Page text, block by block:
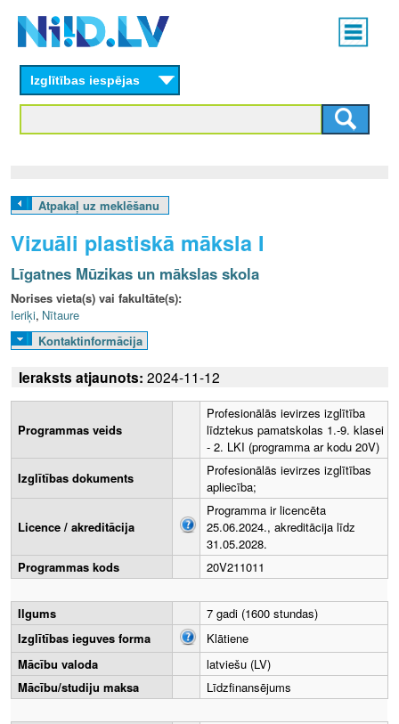
content
Main
menu
L
V
Izglītības iespējas
Atpakaļ uz meklēšanu
Vizuāli plastiskā māksla I
Līgatnes Mūzikas un mākslas skola
Norises vieta(s) vai fakultāte(s):
Ieriķi, Nītaure
Kontaktinformācija
Ieraksts atjaunots: 2024-11-12
Programmas veids
Profesionālās ievirzes izglītība
līdztekus pamatskolas 1.-9. klasei
- 2. LKI (programma ar kodu 20V)
Izglītības dokuments
Profesionālās ievirzes izglītības
apliecība;
Licence / akreditācija
Programma ir licencēta
25.06.2024., akreditācija līdz
31.05.2028.
Programmas kods
20V211011
Ilgums
7 gadi (1600 stundas)
Izglītības ieguves forma
Klātiene
Mācību valoda
latviešu (LV)
Mācību/studiju maksa
Līdzfinansējums